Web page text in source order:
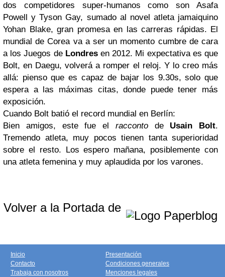
dos competidores super-humanos como son Asafa
Powell y Tyson Gay, sumado al novel atleta jamaiquino
Yohan Blake, gran promesa en las carreras rápidas. El
mundial de Corea va a ser un momento cumbre de cara
a los Juegos de Londresen 2012. Mi expectativa es que
Bolt, en Daegu, volverá a romper el reloj. Y lo creo más
allá: pienso que es capaz de bajar los 9.30s, solo que
espera a las máximas citas, donde puede tener más
exposición.
Cuando Bolt batió el record mundial en Berlín:
Bien amigos, este fue el raccontode Usain Bolt.
Tremendo atleta, muy pocos tienen tanta superioridad
sobre el resto. Los espero mañana, posiblemente con
una atleta femenina y muy aplaudida por los varones.
Volver a la Portada de
Inicio
Contacto
Trabaja con nosotros
Presentación
Condiciones generales
Menciones legales